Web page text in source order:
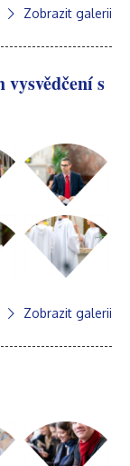
Zobrazit galerii
s
Zobrazit galerii